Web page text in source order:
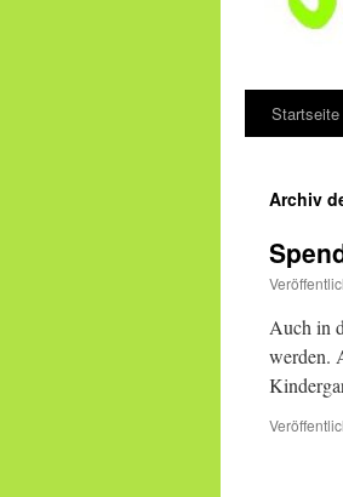
Startseite
Archiv
Auch in
werden.